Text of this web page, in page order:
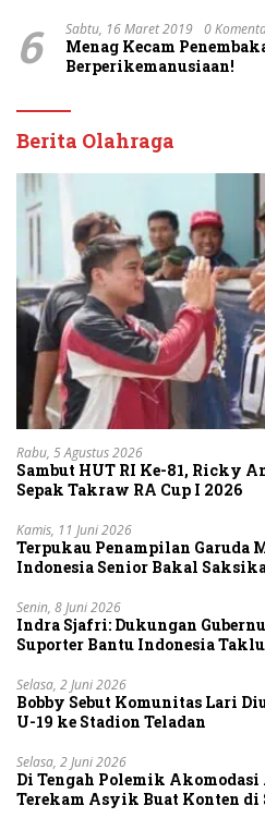
6 Sabtu, 16 Maret 2019 0
Menag Kecam
Berperikemanusiaan!
Berita Olahraga
Rabu, 5 Agustus 2026
Sambut HUT RI Ke-81, Ricky
Sepak Takraw RA Cup I 2026
Kamis, 11 Juni 2026
Terpukau Penampilan Garuda
Indonesia Senior Bakal
Senin, 8 Juni 2026
Indra Sjafri: Dukungan
Suporter Bantu Indonesia
Selasa, 2 Juni 2026
Bobby Sebut Komunitas Lari
U-19 ke Stadion Teladan
Selasa, 2 Juni 2026
Di Tengah Polemik Akomodasi
Terekam Asyik Buat Konten di